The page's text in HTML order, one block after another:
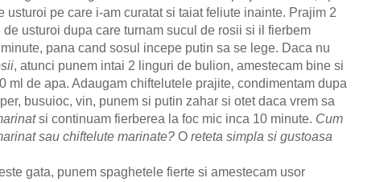
usturoi pe care i-am curatat si taiat feliute inainte. Prajim 2
de usturoi dupa care turnam sucul de rosii si il fierbem
pana cand sosul incepe putin sa se lege. Daca nu
, atunci punem intai 2 linguri de bulion, amestecam bine si
ml de apa. Adaugam chiftelutele prajite, condimentam dupa
busuioc, vin, punem si putin zahar si otet daca vrem sa
si continuam fierberea la foc mic inca 10 minute. Cum
sau chiftelute marinate? O reteta simpla si gustoasa
gata, punem spaghetele fierte si amestecam usor